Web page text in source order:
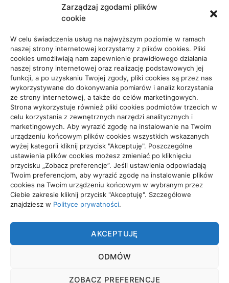
Zarządzaj zgodami plików
cookie
W celu świadczenia usług na najwyższym poziomie w ramach
naszej strony internetowej korzystamy z plików cookies. Pliki
cookies umożliwiają nam zapewnienie prawidłowego działania
naszej strony internetowej oraz realizację podstawowych jej
funkcji, a po uzyskaniu Twojej zgody, pliki cookies są przez nas
wykorzystywane do dokonywania pomiarów i analiz korzystania
ze strony internetowej, a także do celów marketingowych.
Strona wykorzystuje również pliki cookies podmiotów trzecich w
celu korzystania z zewnętrznych narzędzi analitycznych i
marketingowych. Aby wyrazić zgodę na instalowanie na Twoim
urządzeniu końcowym plików cookies wszystkich wskazanych
wyżej kategorii kliknij przycisk "Akceptuję". Poszczególne
ustawienia plików cookies możesz zmieniać po kliknięciu
przycisku „Zobacz preferencje”. Jeśli ustawienia odpowiadają
Twoim preferencjom, aby wyrazić zgodę na instalowanie plików
cookies na Twoim urządzeniu końcowym w wybranym przez
Ciebie zakresie kliknij przycisk "Akceptuję". Szczegółowe
znajdziesz w Polityce prywatności.
AKCEPTUJĘ
ODMÓW
ZOBACZ PREFERENCJE
Zdrowie, Medycyna 108
Projekty domów Rzeszów
wizytówki nap
TRADE
Trade. Grupa tworząca wyjątkowe treści.